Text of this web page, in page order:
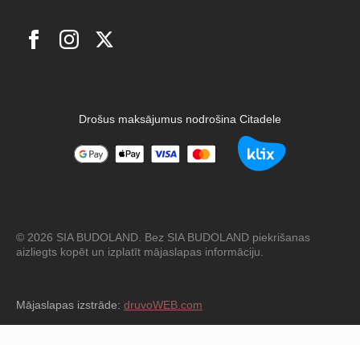
Drošus maksājumus nodrošina Citadele
© 2026 SIA BUDOLAND. Bez SIA BUDOLAND piekrišanas
aizliegts kopēt un izplatīt mājaslapas informāciju.
Mājaslapas izstrāde: druvoWEB.com